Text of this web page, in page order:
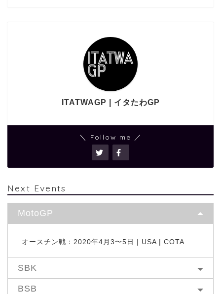
ITATWAGP | イタたわGP
＼ Follow me ／
Next Events
MotoGP
オースチン戦：2020年4月3〜5日 | USA | COTA
SBK
BSB